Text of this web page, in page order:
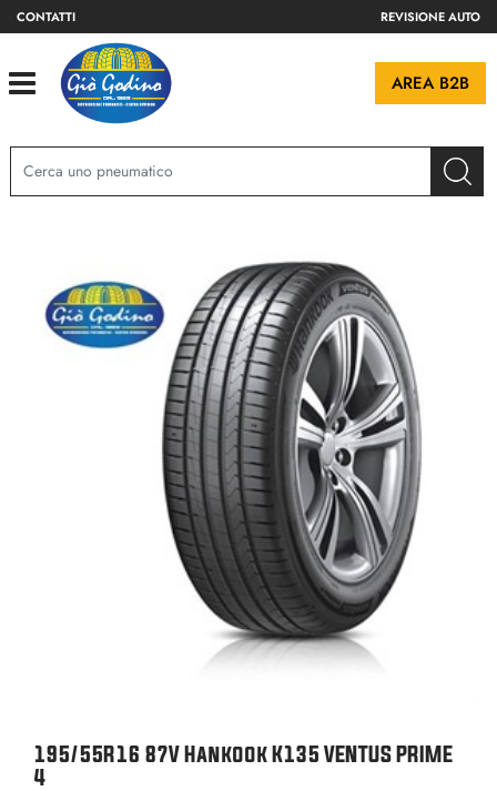
CONTATTI REVISIONE AUTO
Open AREA B2B
195/55R16 87V Hankook K135 VENTUS PRIME
4